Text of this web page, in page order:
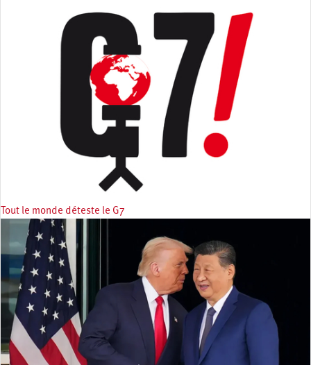
Tout le monde déteste le G7